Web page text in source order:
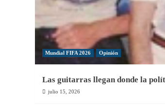
Mundial FIFA 2026 Opinión
Las guitarras llegan donde la
julio 15, 2026